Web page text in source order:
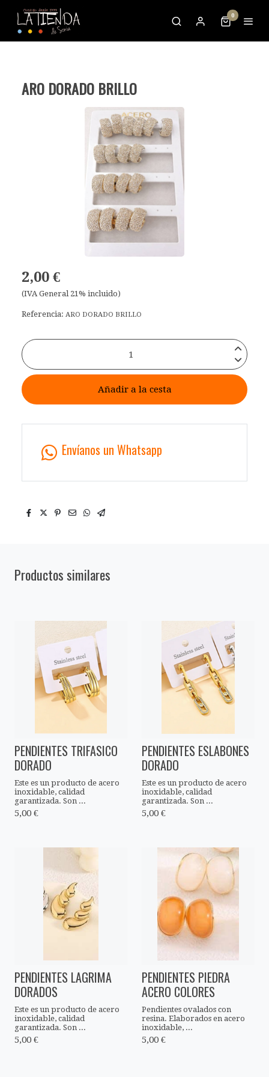
0
ARO DORADO BRILLO
2,00 €
(IVA General 21% incluido)
Referencia: ARO DORADO BRILLO
Añadir a la cesta
Envíanos un Whatsapp
Productos similares
PENDIENTES TRIFASICO
DORADO
Este es un producto de acero
inoxidable, calidad
garantizada. Son ...
5,00 €
PENDIENTES ESLABONES
DORADO
Este es un producto de acero
inoxidable, calidad
garantizada. Son ...
5,00 €
PENDIENTES LAGRIMA
DORADOS
Este es un producto de acero
inoxidable, calidad
garantizada. Son ...
5,00 €
PENDIENTES PIEDRA
ACERO COLORES
Pendientes ovalados con
resina. Elaborados en acero
inoxidable, ...
5,00 €